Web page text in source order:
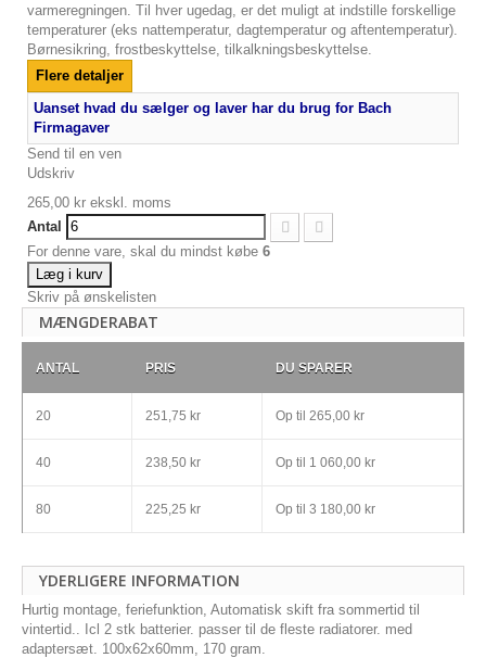
varmeregningen. Til hver ugedag, er det muligt at indstille forskellige
temperaturer (eks nattemperatur, dagtemperatur og aftentemperatur).
Børnesikring, frostbeskyttelse, tilkalkningsbeskyttelse.
Flere detaljer
Uanset hvad du sælger og laver har du brug for Bach
Firmagaver
Send til en ven
Udskriv
265,00 kr ekskl. moms
Antal
For denne vare, skal du mindst købe 6
Læg i kurv
Skriv på ønskelisten
MÆNGDERABAT
ANTAL PRIS DU SPARER
20 251,75 kr Op til 265,00 kr
40 238,50 kr Op til 1 060,00 kr
80 225,25 kr Op til 3 180,00 kr
YDERLIGERE INFORMATION
Hurtig montage, feriefunktion, Automatisk skift fra sommertid til
vintertid.. Icl 2 stk batterier. passer til de fleste radiatorer. med
adaptersæt. 100x62x60mm, 170 gram.